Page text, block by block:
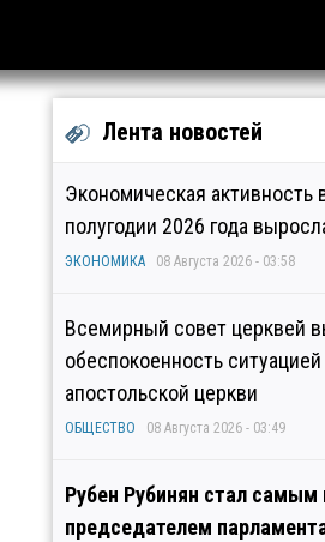
Лента новостей
Экономическая
полугодии 2026 года
ЭКОНОМИКА 08 Августа 2026 - 03:58
Всемирный совет церквей
обеспокоенность
апостольской церкви
ОБЩЕСТВО 08 Августа 2026 - 03:49
Рубен Рубинян стал
председателем